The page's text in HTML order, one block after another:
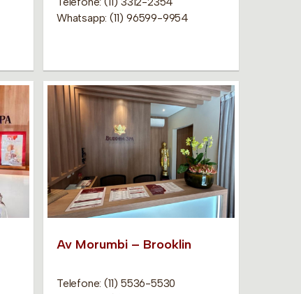
Whatsapp: (11) 96599-9954
Av Morumbi – Brooklin
Telefone: (11) 5536-5530